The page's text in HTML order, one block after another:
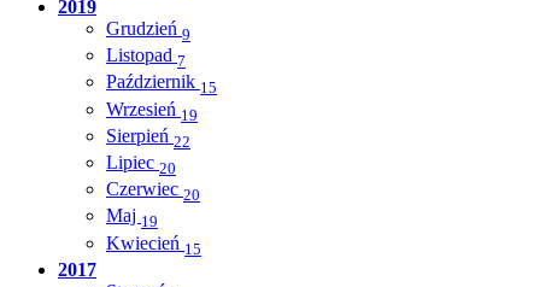
2019
Grudzień 9
Listopad 7
Październik 15
Wrzesień 19
Sierpień 22
Lipiec 20
Czerwiec 20
Maj 19
Kwiecień 15
2017